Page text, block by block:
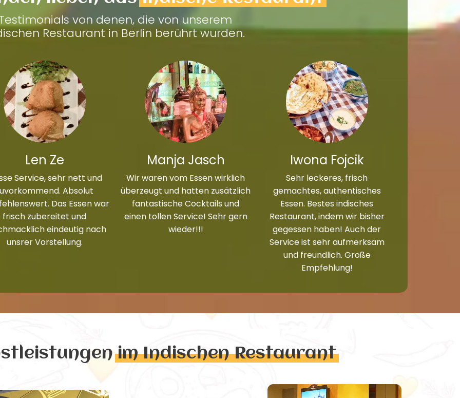
von denen, die von unserem
Restaurant in Berlin berührt wurden.
Len Ze
Service, sehr nett und
Absolut
Das Essen war
frisch zubereitet und
eindeutig nach
unsrer Vorstellung.
Manja Jasch
Wir waren vom Essen wirklich
überzeugt und hatten zusätzlich
fantastische Cocktails und
einen tollen Service! Sehr gern
wieder!!!
Iwona Fojcik
Sehr leckeres, frisch
gemachtes, authentisches
Essen. Bestes indisches
Restaurant, indem wir bisher
gegessen haben! Auch der
Service ist sehr aufmerksam
und freundlich. Große
Empfehlung!
im Indischen Restaurant